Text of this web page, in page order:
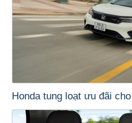
Honda tung loạt ưu đãi